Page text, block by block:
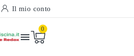
Il mio conto

0